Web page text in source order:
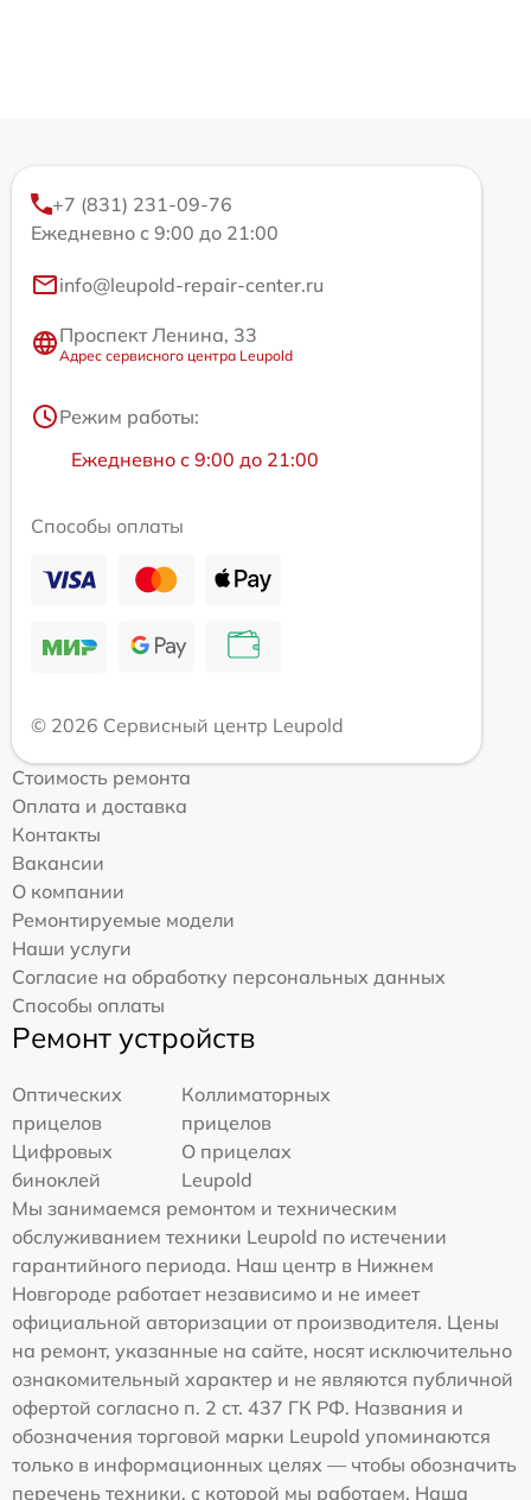
+7 (831) 231-09-76
Ежедневно с 9:00 до 21:00
info@leupold-repair-center.ru
Проспект Ленина, 33
Адрес сервисного центра Leupold
Режим работы:
Ежедневно с 9:00 до 21:00
Способы оплаты
© 2026 Сервисный центр Leupold
Стоимость ремонта
Оплата и доставка
Контакты
Вакансии
О компании
Ремонтируемые модели
Наши услуги
Согласие на обработку персональных данных
Способы оплаты
Ремонт устройств
Оптических
прицелов
Коллиматорных
прицелов
Цифровых
биноклей
О прицелах
Leupold
Мы занимаемся ремонтом и техническим
обслуживанием техники Leupold по истечении
гарантийного периода. Наш центр в Нижнем
Новгороде работает независимо и не имеет
официальной авторизации от производителя. Цены
на ремонт, указанные на сайте, носят исключительно
ознакомительный характер и не являются публичной
офертой согласно п. 2 ст. 437 ГК РФ. Названия и
обозначения торговой марки Leupold упоминаются
только в информационных целях — чтобы обозначить
перечень техники, с которой мы работаем. Наша